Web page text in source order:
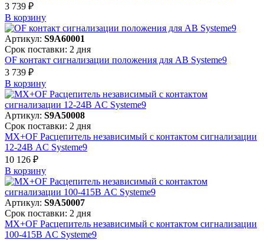
3 739 ₽
В корзинy
Артикул: S9A60001
Срок поставки: 2 дня
OF контакт сигнализации положения для АВ Systeme9
3 739 ₽
В корзинy
Артикул: S9A50008
Срок поставки: 2 дня
MX+OF Расцепитель независимый с контактом сигнализации
12-24В AC Systeme9
10 126 ₽
В корзинy
Артикул: S9A50007
Срок поставки: 2 дня
MX+OF Расцепитель независимый с контактом сигнализации
100-415В AC Systeme9